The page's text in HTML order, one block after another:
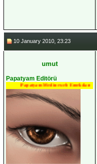
10 January 2010, 23:23
umut
Papatyam Editörü
Papatyam Medineweb Emekdarı